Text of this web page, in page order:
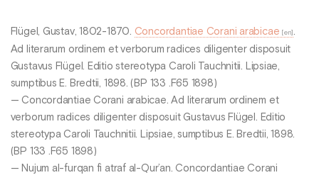
Flügel, Gustav, 1802-1870. Concordantiae Corani arabicae
Ad literarum ordinem et verborum radices diligenter disposuit
Gustavus Flügel. Editio stereotypa Caroli Tauchnitii. Lipsiae,
sumptibus E. Bredtii, 1898. (BP 133 .F65 1898)
— Concordantiae Corani arabicae. Ad literarum ordinem et
verborum radices diligenter disposuit Gustavus Flügel. Editio
stereotypa Caroli Tauchnitii. Lipsiae, sumptibus E. Bredtii, 1898.
(BP 133 .F65 1898)
— Nujum al-furqan fi atraf al-Qur’an. Concordantiae Corani